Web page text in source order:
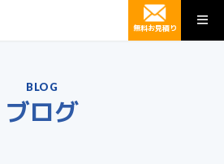
無料お見積り
BLOG
ブログ